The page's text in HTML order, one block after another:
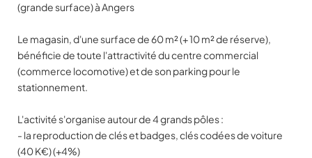
(grande surface) à Angers
Le magasin, d'une surface de 60 m² (+ 10 m² de réserve),
bénéficie de toute l'attractivité du centre commercial
(commerce locomotive) et de son parking pour le
stationnement.
L'activité s'organise autour de 4 grands pôles :
- la reproduction de clés et badges, clés codées de voiture
(40 K€) (+4%)